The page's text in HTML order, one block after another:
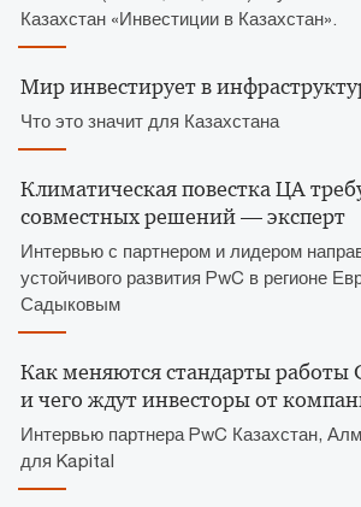
Казахстан «Инвестиции в Казахстан».
Мир инвестирует в
Что это значит для Казахстана
Климатическая повестка ЦА
совместных решений — эксперт
Интервью с партнером и лидером
устойчивого развития PwC в регионе
Садыковым
Как меняются стандарты работы
и чего ждут инвесторы от
Интервью партнера PwC Казахстан,
для Kapital